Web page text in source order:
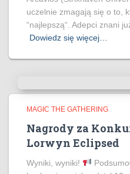
uczelnie zmagają się o to,
“najlepszą“. Adepci znani
Dowiedz się więcej…
MAGIC THE GATHERING
Nagrody za
Lorwyn Eclipsed
Wyniki, wyniki!